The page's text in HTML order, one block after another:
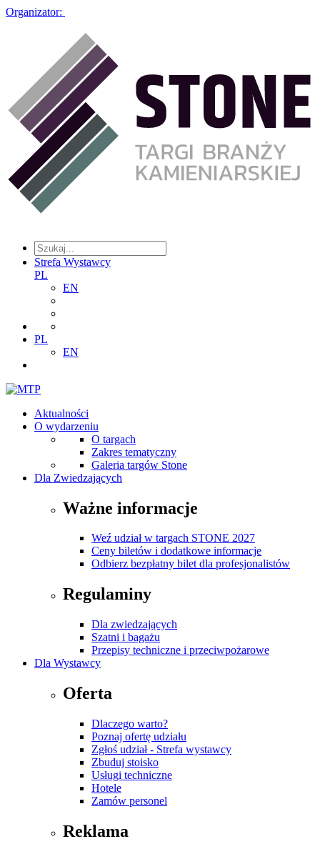
Organizator:
Strefa Wystawcy
PL
EN
PL
EN
Aktualności
O wydarzeniu
O targach
Zakres tematyczny
Galeria targów Stone
Dla Zwiedzających
Ważne informacje
Weź udział w targach STONE 2027
Ceny biletów i dodatkowe informacje
Odbierz bezpłatny bilet dla profesjonalistów
Regulaminy
Dla zwiedzających
Szatni i bagażu
Przepisy techniczne i przeciwpożarowe
Dla Wystawcy
Oferta
Dlaczego warto?
Poznaj ofertę udziału
Zgłoś udział - Strefa wystawcy
Zbuduj stoisko
Usługi techniczne
Hotele
Zamów personel
Reklama